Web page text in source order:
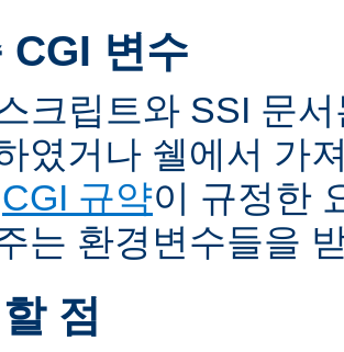
CGI 변수
크립트와 SSI 문
였거나 쉘에서 가
CGI 규약이 규정한
는 환경변수들을
점